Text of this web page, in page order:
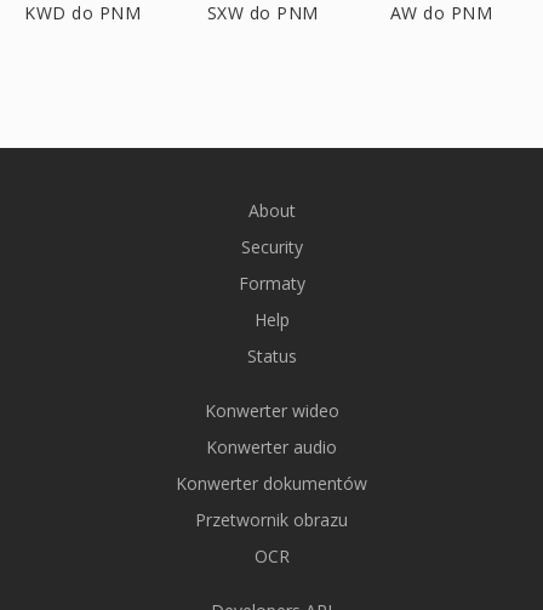
KWD do PNM SXW do PNM AW do PNM
About
Security
Formaty
Help
Status
Konwerter wideo
Konwerter audio
Konwerter dokumentów
Przetwornik obrazu
OCR